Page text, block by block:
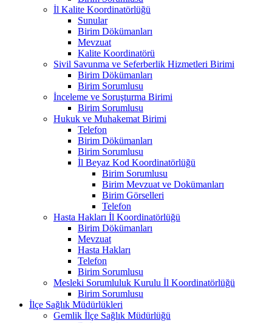
İl Kalite Koordinatörlüğü
Sunular
Birim Dökümanları
Mevzuat
Kalite Koordinatörü
Sivil Savunma ve Seferberlik Hizmetleri Birimi
Birim Dökümanları
Birim Sorumlusu
İnceleme ve Soruşturma Birimi
Birim Sorumlusu
Hukuk ve Muhakemat Birimi
Telefon
Birim Dökümanları
Birim Sorumlusu
İl Beyaz Kod Koordinatörlüğü
Birim Sorumlusu
Birim Mevzuat ve Dokümanları
Birim Görselleri
Telefon
Hasta Hakları İl Koordinatörlüğü
Birim Dökümanları
Mevzuat
Hasta Hakları
Telefon
Birim Sorumlusu
Mesleki Sorumluluk Kurulu İl Koordinatörlüğü
Birim Sorumlusu
İlçe Sağlık Müdürlükleri
Gemlik İlçe Sağlık Müdürlüğü